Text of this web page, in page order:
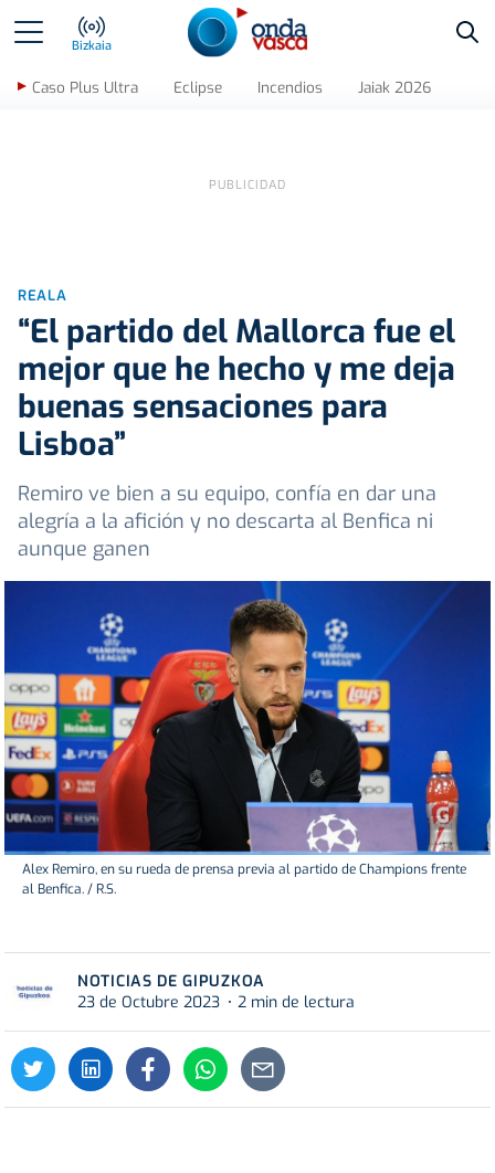
Bizkaia
Caso Plus Ultra Eclipse Incendios Jaiak 2026
REALA
“El partido del Mallorca fue el
mejor que he hecho y me deja
buenas sensaciones para
Lisboa”
Remiro ve bien a su equipo, confía en dar una
alegría a la afición y no descarta al Benfica ni
aunque ganen
Alex Remiro, en su rueda de prensa previa al partido de Champions frente
al Benfica. / R.S.
NOTICIAS DE GIPUZKOA
23 de Octubre 2023
2 min de lectura